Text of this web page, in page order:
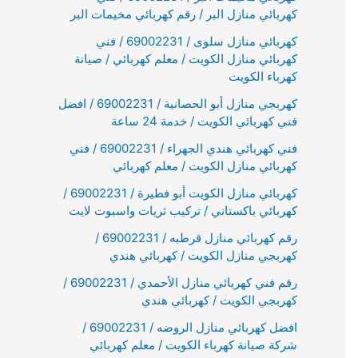
كهربائي منازل البر / رقم كهربائي مخيمات البر
كهربائي منازل سلوى / 69002231 / فني
كهربائي منازل الكويت / معلم كهربائي / صيانة
كهرباء الكويت
كهربجي منازل أبو الحصانية / 69002231 / افضل
فني كهربائي الكويت / خدمة 24 ساعة
فني كهربائي هندي الجهراء / 69002231 / فني
كهربائي منازل الكويت / معلم كهربائي
كهربائي منازل الكويت أبو فطيرة / 69002231 /
كهربائي باكستاني / تركيب ثريات واسبوت لايت
رقم كهربائي منازل قرطبه / 69002231 /
كهربجي منازل الكويت / كهربائي هندي
رقم فني كهربائي منازل الأحمدي / 69002231 /
كهربجي الكويت / كهربائي هندي
افضل كهربائي منازل الروضه / 69002231 /
شركة صيانة كهرباء الكويت / معلم كهربائي